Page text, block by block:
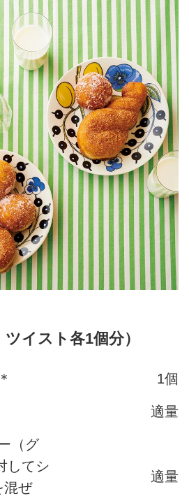
イスト各1個分）
1個
適量
（グ
してシ
混ぜ
適量